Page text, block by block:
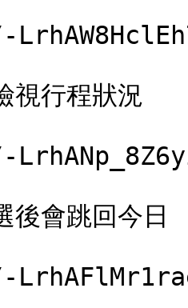
視行程狀況
後會跳回今日